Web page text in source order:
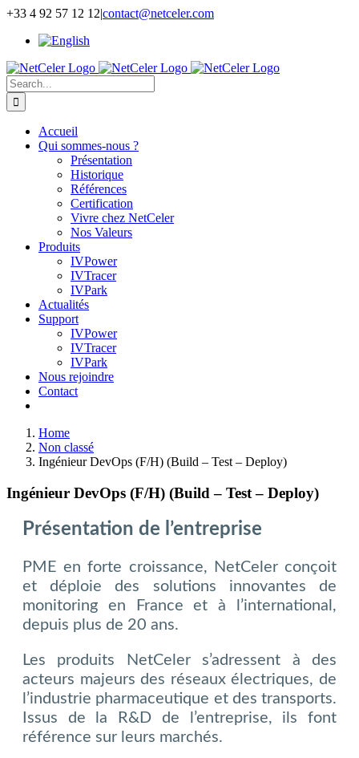
Skip
content
+33 4 92 57 12 12|contact@netceler.com
Search
for:
Accueil
Qui sommes-nous ?
Présentation
Historique
Références
Certification
Vivre chez NetCeler
Nos Valeurs
Produits
IVPower
IVTracer
IVPark
Actualités
Support
IVPower
IVTracer
IVPark
Nous rejoindre
Contact
Home
Non classé
Ingénieur DevOps (F/H) (Build – Test – Deploy)
Ingénieur DevOps (F/H) (Build – Test – Deploy)
Présentation de l’entreprise
PME en forte croissance, NetCeler conçoit
et déploie des solutions innovantes de
monitoring en France et à l’international,
depuis plus de 20 ans.
Les produits NetCeler s’adressent à des
acteurs majeurs des réseaux électriques, de
l’industrie pharmaceutique et des transports.
Issus de la R&D de l’entreprise, ils font
référence sur leurs marchés.